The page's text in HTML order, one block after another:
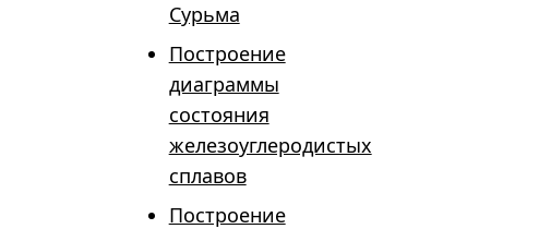
Сурьма
Построение
диаграммы
состояния
железоуглеродистых
сплавов
Построение